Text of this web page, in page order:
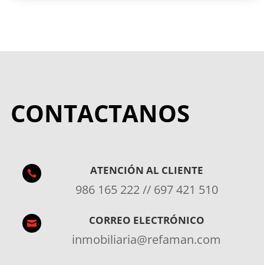
CONTACTANOS
 ATENCIÓN AL CLIENTE
986 165 222 // 697 421 510
 CORREO ELECTRÓNICO
inmobiliaria@refaman.com